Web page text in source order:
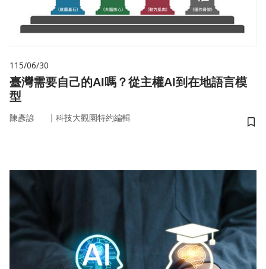
115/06/30
臺灣需要自己的AI嗎？從主權AI到在地語言模
型
陳彥諺 ｜ 科技大觀園特約編輯
儲